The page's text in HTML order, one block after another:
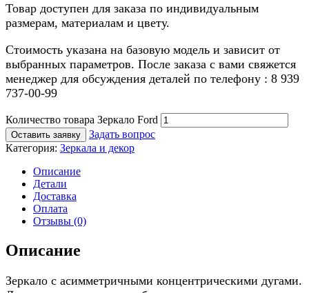
Товар доступен для заказа по индивидуальным
размерам, материалам и цвету.
Стоимость указана на базовую модель и зависит от
выбранных параметров. После заказа с вами свяжется
менеджер для обсуждения деталей по телефону : 8 939
737-00-99
Количество товара Зеркало Ford
Оставить заявку
Задать вопрос
Категория: Зеркала и декор
Описание
Детали
Доставка
Оплата
Отзывы (0)
Описание
Зеркало с асимметричными концентрическими дугами.